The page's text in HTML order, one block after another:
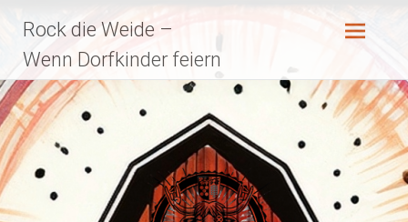
Inhalt
springen
Rock die Weide –
Wenn Dorfkinder feiern